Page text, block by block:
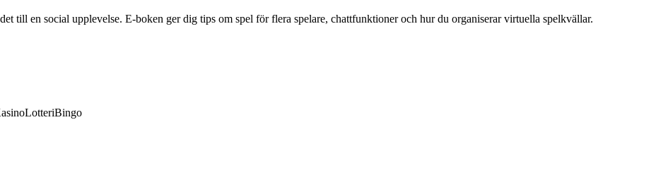
till en social upplevelse. E-boken ger dig tips om spel för flera spelare, chattfunktioner och hur du organiserar virtuella spelkvällar.
LotteriBingo